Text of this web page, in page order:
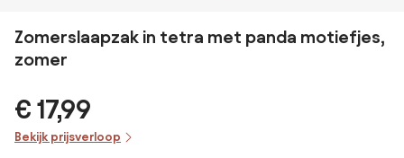
Zomerslaapzak in tetra met panda motiefjes,
zomer
€ 17,99
Bekijk prijsverloop